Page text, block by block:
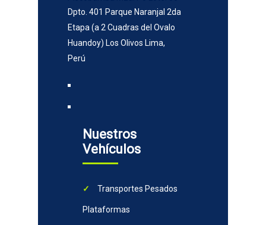
Dpto. 401 Parque Naranjal 2da
Etapa (a 2 Cuadras del Ovalo
Huandoy) Los Olivos Lima,
Perú
Nuestros
Vehículos
Transportes Pesados
Plataformas